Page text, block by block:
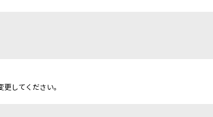
してください。